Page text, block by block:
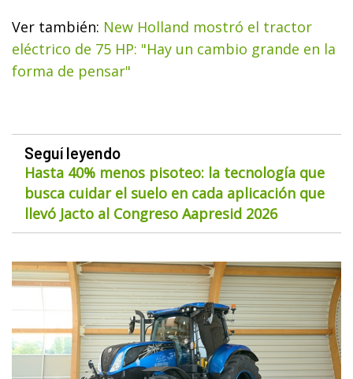
Ver también: New Holland mostró el tractor
eléctrico de 75 HP: "Hay un cambio grande en la
forma de pensar"
Seguí leyendo
Hasta 40% menos pisoteo: la tecnología que
busca cuidar el suelo en cada aplicación que
llevó Jacto al Congreso Aapresid 2026